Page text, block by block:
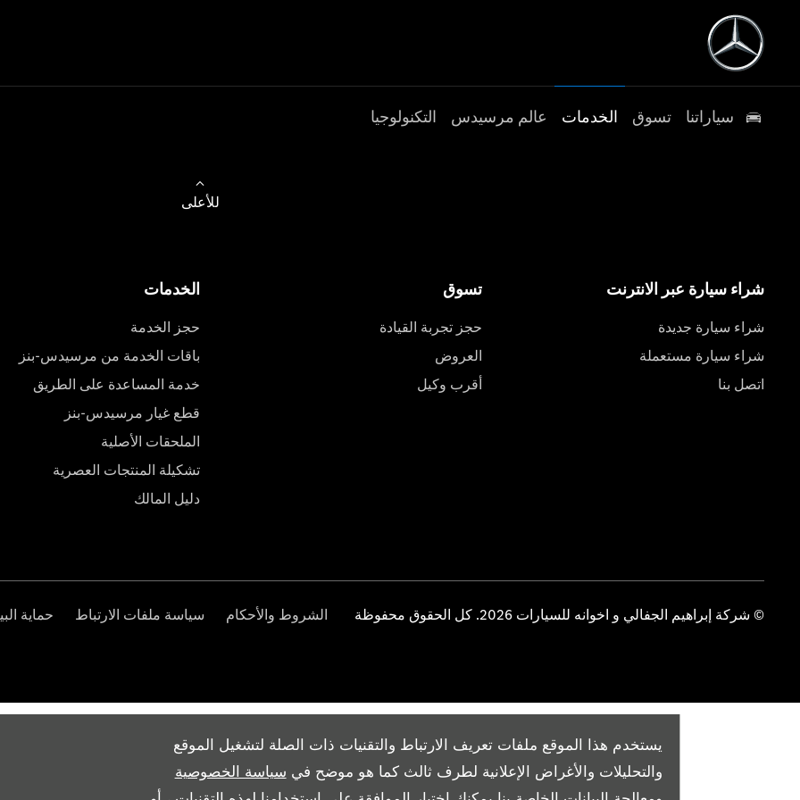
يستخدم هذا الموقع ملفات تعريف الارتباط والتقنيات ذات الصلة لتشغيل الموقع
والتحليلات والأغراض الإعلانية لطرف ثالث كما هو موضح في سياسة الخصوصية
سياراتنا تسوق الخدمات عالم مرسيدس التكنولوجيا
للأعلى
شراء سيارة عبر الانترنت
شراء سيارة جديدة
شراء سيارة مستعملة
اتصل بنا
تسوق
حجز تجربة القيادة
العروض
أقرب وكيل
الخدمات
حجز الخدمة
باقات الخدمة من مرسيدس-بنز
خدمة المساعدة على الطريق
قطع غيار مرسيدس-بنز
الملحقات الأصلية
تشكيلة المنتجات العصرية
دليل المالك
© شركة إبراهيم الجفالي و اخوانه للسيارات 2026. كل الحقوق محفوظة الشروط والأحكام سياسة ملفات الارتباط حماية